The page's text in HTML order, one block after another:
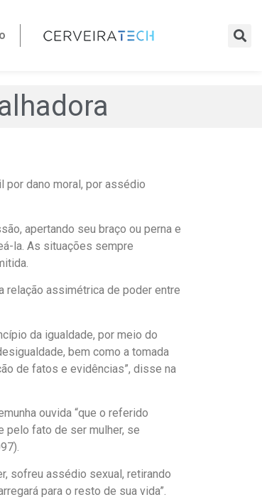
por dano moral, por assédio
apertando seu braço ou perna e
la. As situações sempre
relação assimétrica de poder entre
da igualdade, por meio do
bem como a tomada
de fatos e evidências”, disse na
ouvida “que o referido
pelo fato de ser mulher, se
sofreu assédio sexual, retirando
para o resto de sua vida”.